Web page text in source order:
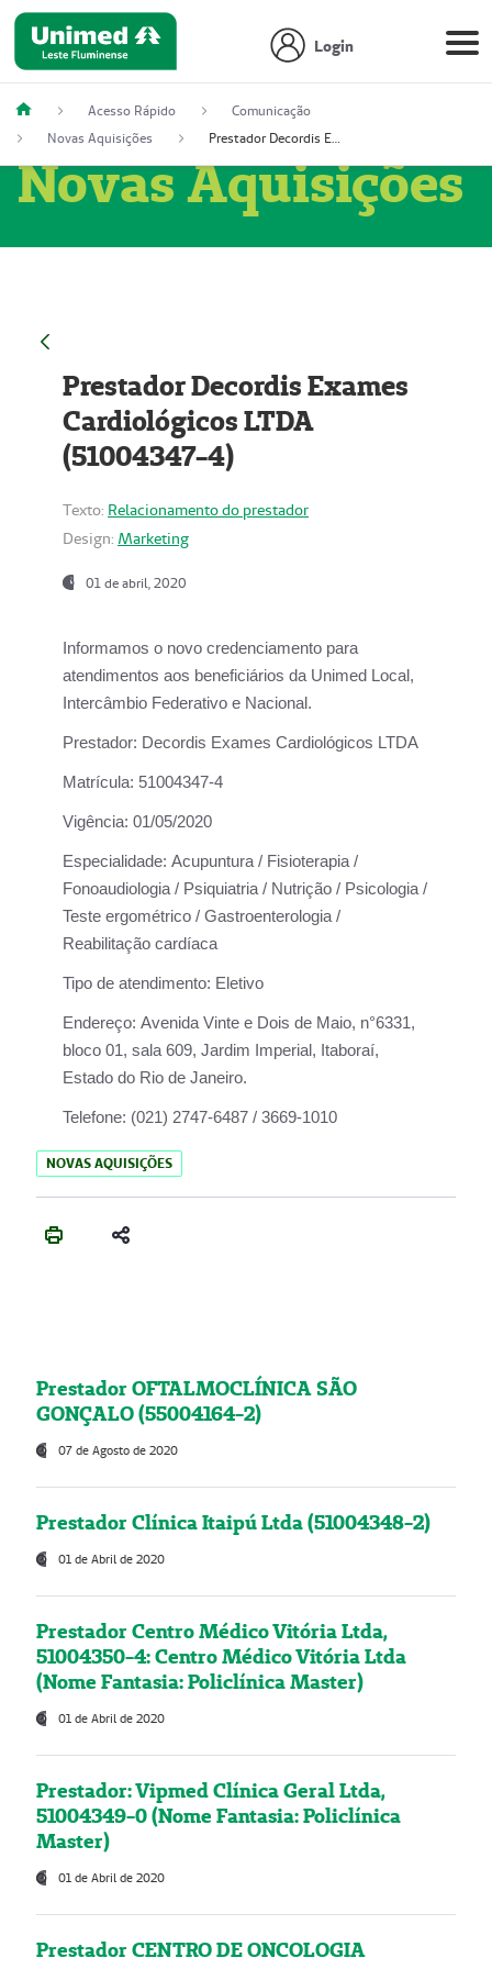
Login
Acesso Rápido
Comunicação
Novas Aquisições
Prestador Decordis Exames Cardiológicos LTDA (51004347-4)
Novas Aquisições
Prestador Decordis Exames
Cardiológicos LTDA
(51004347-4)
Texto: Relacionamento do prestador
Design: Marketing
01 de abril, 2020
Informamos o novo credenciamento para
atendimentos aos beneficiários da Unimed Local,
Intercâmbio Federativo e Nacional.
Prestador: Decordis Exames Cardiológicos LTDA
Matrícula: 51004347-4
Vigência: 01/05/2020
Especialidade: Acupuntura / Fisioterapia /
Fonoaudiologia / Psiquiatria / Nutrição / Psicologia /
Teste ergométrico / Gastroenterologia /
Reabilitação cardíaca
Tipo de atendimento: Eletivo
Endereço: Avenida Vinte e Dois de Maio, n°6331,
bloco 01, sala 609, Jardim Imperial, Itaboraí,
Estado do Rio de Janeiro.
Telefone: (021) 2747-6487 / 3669-1010
NOVAS AQUISIÇÕES
Prestador OFTALMOCLÍNICA SÃO
GONÇALO (55004164-2)
07 de Agosto de 2020
Prestador Clínica Itaipú Ltda (51004348-2)
01 de Abril de 2020
Prestador Centro Médico Vitória Ltda,
51004350-4: Centro Médico Vitória Ltda
(Nome Fantasia: Policlínica Master)
01 de Abril de 2020
Prestador: Vipmed Clínica Geral Ltda,
51004349-0 (Nome Fantasia: Policlínica
Master)
01 de Abril de 2020
Prestador CENTRO DE ONCOLOGIA